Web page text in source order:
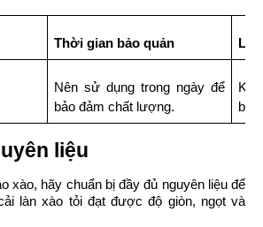
Thời gian bảo quản
Nên sử dụng trong ngày để
bảo đảm chất lượng.
bị
liệu
xào, hãy chuẩn bị đầy đủ nguyên liệu để
làn xào tỏi đạt được độ giòn, ngọt và